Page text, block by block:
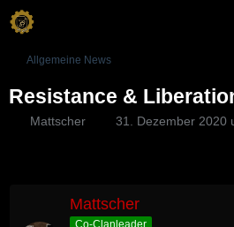
Allgemeine News
Resistance &
Mattscher 31. Dezember 2020
Mattscher
Co-Clanleader